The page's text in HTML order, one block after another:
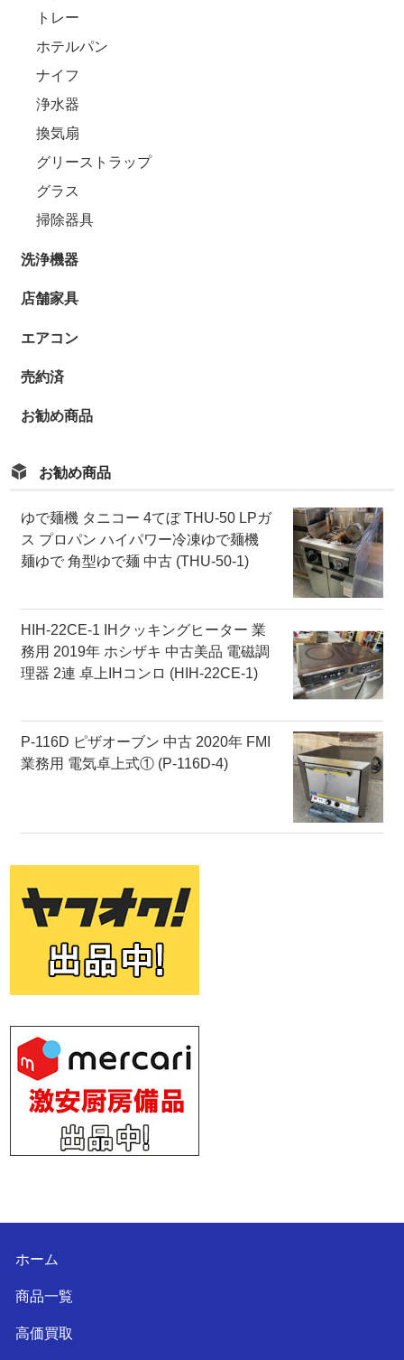
トレー
ホテルパン
ナイフ
浄水器
換気扇
グリーストラップ
グラス
掃除器具
洗浄機器
店舗家具
エアコン
売約済
お勧め商品
お勧め商品
ゆで麺機 タニコー 4てぼ THU-50 LPガ
ス プロパン ハイパワー冷凍ゆで麺機
麺ゆで 角型ゆで麺 中古 (THU-50-1)
HIH-22CE-1 IHクッキングヒーター 業
務用 2019年 ホシザキ 中古美品 電磁調
理器 2連 卓上IHコンロ (HIH-22CE-1)
P-116D ピザオーブン 中古 2020年 FMI
業務用 電気卓上式① (P-116D-4)
ホーム
商品一覧
高価買取